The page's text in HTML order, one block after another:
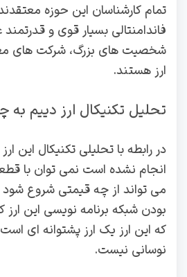
تمام کارشناسان این حوزه
فاندامنتالی بسیار قوی و
شخصیت های بزرگ، شرکت های
ارز هستند.
تحلیل تکنیکال ارز دییم
در رابطه با تحلیلی تکنیکال این
انجام نشده است نمی توان با
می تواند از چه قیمتی شروع شود
بودن شبکه برنامه نویسی این
که این ارز یک ارز پشتوانه ای
نوسانی نیست.